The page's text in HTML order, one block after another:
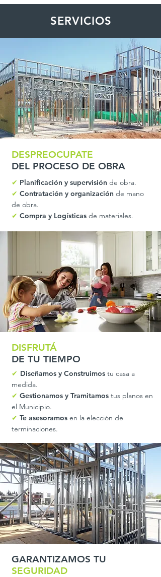
SERVICIOS
DESPREOCUPATE
DEL PROCESO DE OBRA
✔ Planificación y supervisión de obra.
✔ Contratación y organización de mano
de obra.
✔ Compra y Logísticas de materiales.
DISFRUTÁ
DE TU TIEMPO
✔ Diseñamos y Construimos tu casa a
medida.
✔ Gestionamos y Tramitamos tus planos en
el Municipio.
✔ Te asesoramos en la elección de
terminaciones.
GARANTIZAMOS TU
SEGURIDAD